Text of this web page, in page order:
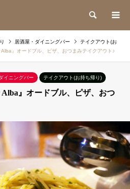
検索
居酒屋・ダイニングバー
テイクアウト(お
』オードブル、ピザ、おつまみテイクアウト♪
イニングバー テイクアウト(お持ち帰り)
』オードブル、ピザ、おつ